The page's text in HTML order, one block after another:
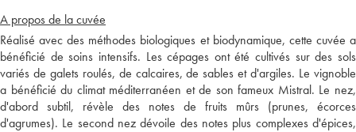
A propos de la cuvée
Réalisé avec des méthodes biologiques et biodynamique, cette cuvée a
bénéficié de soins intensifs. Les cépages ont été cultivés sur des sols
variés de galets roulés, de calcaires, de sables et d'argiles. Le vignoble
a bénéficié du climat méditerranéen et de son fameux Mistral. Le nez,
d'abord subtil, révèle des notes de fruits mûrs (prunes, écorces
d'agrumes). Le second nez dévoile des notes plus complexes d'épices,